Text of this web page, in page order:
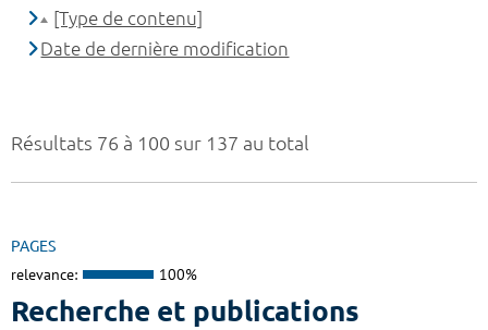
Résultats 76 à 100 sur 137 au total
PAGES
relevance: 100%
Recherche et publications
[Type de contenu]
Date de dernière modification